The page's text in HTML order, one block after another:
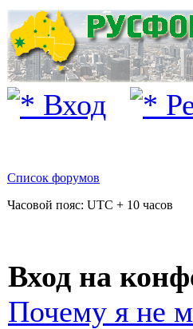
Вход
Список форумов
Часовой пояс: UTC + 10 часов
Вход на
Почему я не